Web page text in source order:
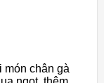
món chân gà